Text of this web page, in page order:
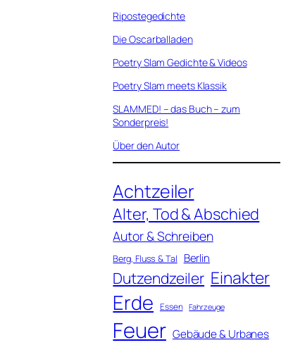
Ripostegedichte
Die Oscarballaden
Poetry Slam Gedichte & Videos
Poetry Slam meets Klassik
SLAMMED! – das Buch – zum
Sonderpreis!
Über den Autor
Achtzeiler
Alter, Tod & Abschied
Autor & Schreiben
Berg, Fluss & Tal Berlin
Dutzendzeiler Einakter
Erde Essen Fahrzeuge
Feuer Gebäude & Urbanes